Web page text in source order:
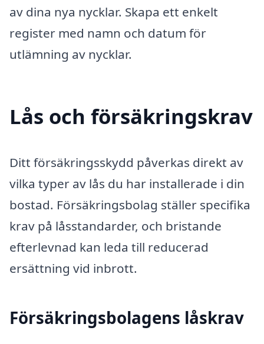
av dina nya nycklar. Skapa ett enkelt
register med namn och datum för
utlämning av nycklar.
Lås och försäkringskrav
Ditt försäkringsskydd påverkas direkt av
vilka typer av lås du har installerade i din
bostad. Försäkringsbolag ställer specifika
krav på låsstandarder, och bristande
efterlevnad kan leda till reducerad
ersättning vid inbrott.
Försäkringsbolagens låskrav